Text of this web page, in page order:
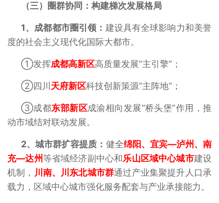
（三）圈群协同：构建梯次发展格局
1、 成都都市圈引领‌： 建设具有全球影响力和美誉
度的社会主义现代化国际大都市。
①发挥成都高新区高质量发展“主引擎”；
②四川 天府新区科技创新策源“主阵地”；
③成都东部新区成渝相向发展“桥头堡”作用，推
动市域结对联动发展。
2、城市群扩容提质‌： 健全绵阳、宜宾—泸州、南
充—达州等省域经济副中心和乐山区域中心城市建设
机制， 川南、川东北城市群通过产业集聚提升人口承
载力，区域中心城市强化服务配套与产业承接能力‌。